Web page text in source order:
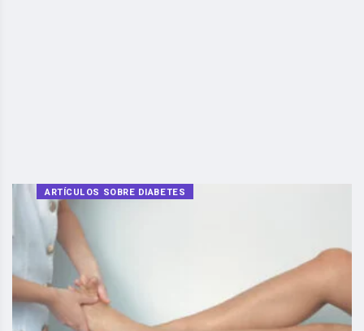
ARTÍCULOS SOBRE DIABETES